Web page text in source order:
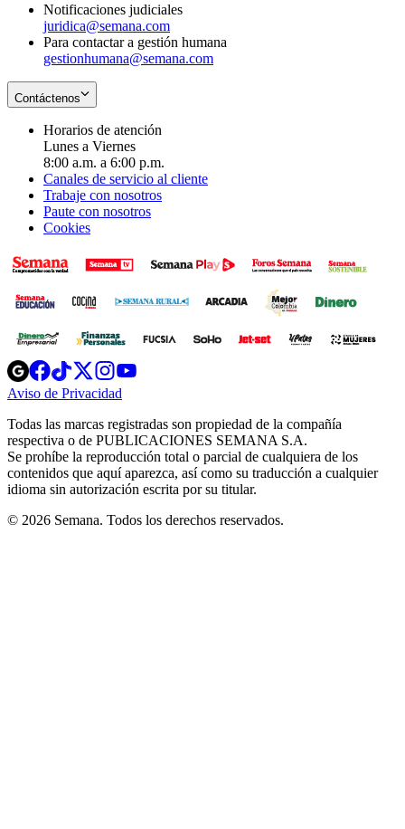
Notificaciones judiciales
juridica@semana.com
Para contactar a gestión humana
gestionhumana@semana.com
Contáctenos
Horarios de atención
Lunes a Viernes
8:00 a.m. a 6:00 p.m.
Canales de servicio al cliente
Trabaje con nosotros
Paute con nosotros
Cookies
Opens
in
new
Opens
in
new
Opens
in
new
window
Opens
new
windowwindow
Aviso de Privacidad
new
window
Todas las marcas registradas son propiedad de la compañía
respectiva o de PUBLICACIONES SEMANA S.A.
Se prohíbe la reproducción total o parcial de cualquiera de los
contenidos que aquí aparezca, así como su traducción a cualquier
idioma sin autorización escrita por su titular.
© 2026 Semana. Todos los derechos reservados.